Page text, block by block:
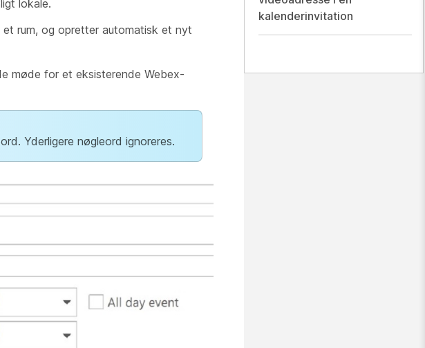
lokale.
rum, og opretter automatisk et nyt
møde for et eksisterende Webex-
Yderligere nøgleord ignoreres.
kalenderinvitation